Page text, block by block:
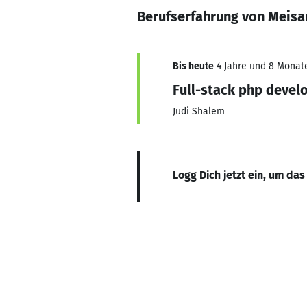
Berufserfahrung von
Bis heute 4 Jahre und 8
Full-stack php
Judi Shalem
Logg Dich jetzt ein, um